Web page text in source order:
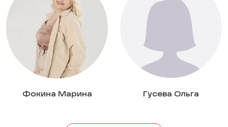
Фокина Марина Гусева Ольга